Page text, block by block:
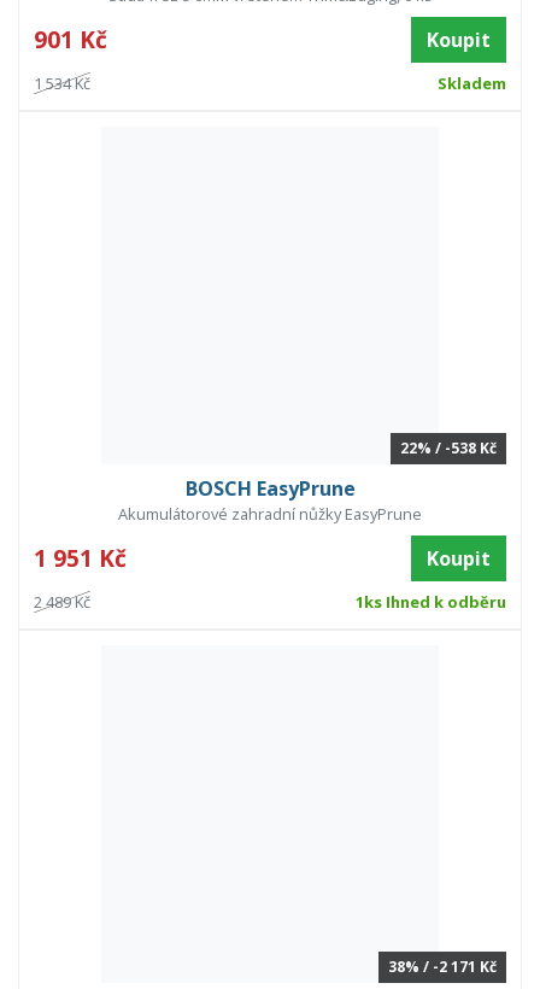
901 Kč Koupit
1 534 Kč Skladem
22% / -538 Kč
BOSCH EasyPrune
Akumulátorové zahradní nůžky EasyPrune
1 951 Kč Koupit
2 489 Kč 1ks Ihned k odběru
38% / -2 171 Kč